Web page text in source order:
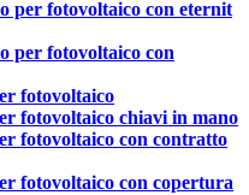
per fotovoltaico con eternit
per fotovoltaico con
fotovoltaico
fotovoltaico chiavi in mano
fotovoltaico con contratto
fotovoltaico con copertura